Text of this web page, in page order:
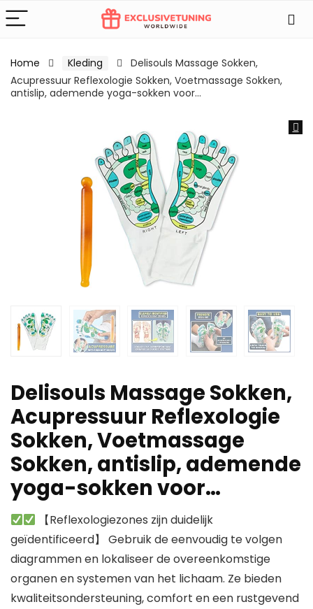
Home Kleding
Delisouls Massage Sokken,
Acupressuur Reflexologie Sokken, Voetmassage Sokken,
antislip, ademende yoga-sokken voor…
Delisouls Massage Sokken,
Acupressuur Reflexologie
Sokken, Voetmassage
Sokken, antislip, ademende
yoga-sokken voor…
【Reflexologiezones zijn duidelijk
geïdentificeerd】 Gebruik de eenvoudig te volgen
diagrammen en lokaliseer de overeenkomstige
organen en systemen van het lichaam. Ze bieden
kwaliteitsondersteuning, comfort en een rustgevend